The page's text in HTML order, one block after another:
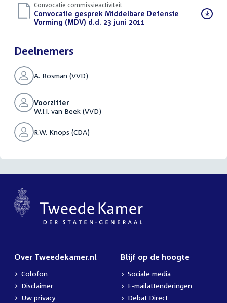
Convocatie commissieactiviteit
Download
bestand:
Convocatie gesprek Middelbare Defensie
Vorming (MDV) d.d. 23 juni 2011
Deelnemers
A. Bosman (VVD)
Voorzitter
W.I.I. van Beek (VVD)
R.W. Knops (CDA)
Over Tweedekamer.nl
Colofon
Disclaimer
Uw privacy
Blijf op de hoogte
Sociale media
E-mailattenderingen
Debat Direct